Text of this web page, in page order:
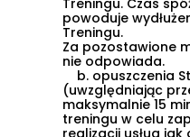
Treningu. Czas
powoduje
Treningu.
Za pozostawione
nie odpowiada.
b. opuszczenia
(uwzględniając
maksymalnie 15
treningu w celu
realizacji usług
Zgoda na